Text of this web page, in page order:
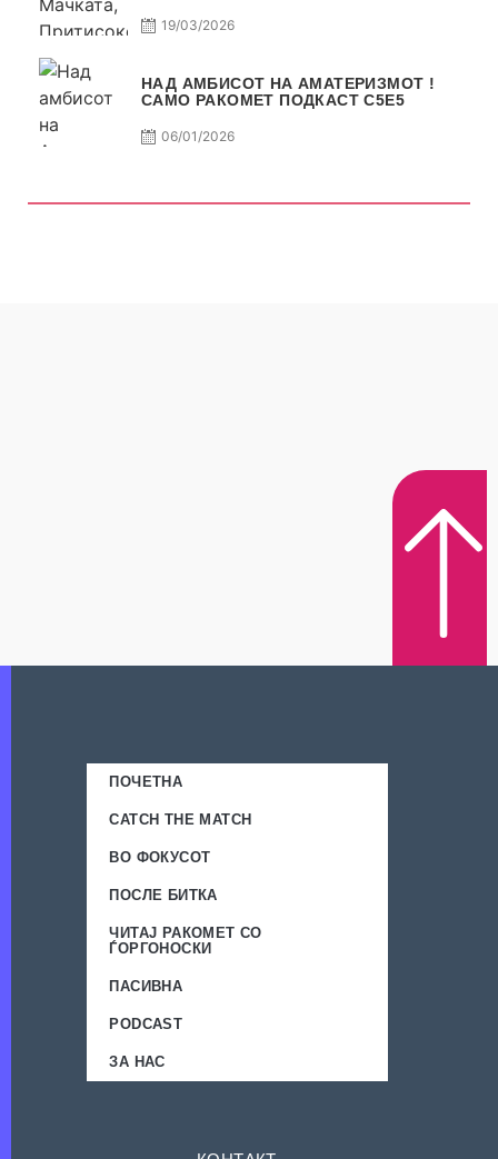
19/03/2026
НАД АМБИСОТ НА АМАТЕРИЗМОТ !
САМО РАКОМЕТ ПОДКАСТ С5E5
06/01/2026
ПОЧЕТНА
CATCH THE MATCH
ВО ФОКУСОТ
ПОСЛЕ БИТКА
ЧИТАЈ РАКОМЕТ СО
ЃОРГОНОСКИ
ПАСИВНА
PODCAST
ЗА НАС